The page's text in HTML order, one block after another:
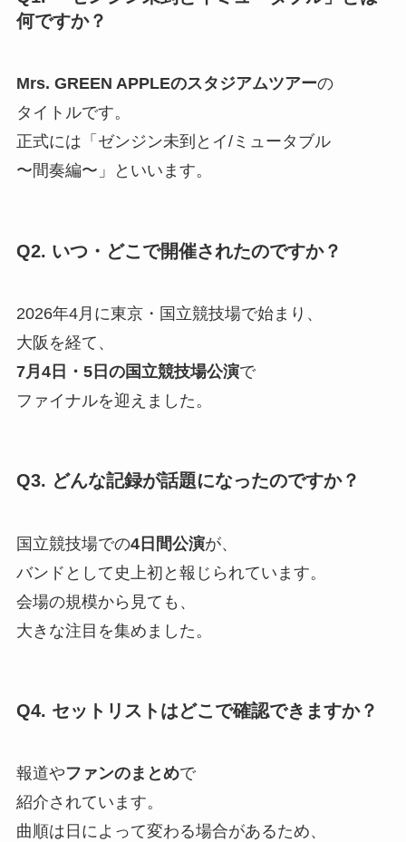
何ですか？
Mrs. GREEN APPLEのスタジアムツアーの
タイトルです。
正式には「ゼンジン未到とイ/ミュータブル
〜間奏編〜」といいます。
Q2. いつ・どこで開催されたのですか？
2026年4月に東京・国立競技場で始まり、
大阪を経て、
7月4日・5日の国立競技場公演で
ファイナルを迎えました。
Q3. どんな記録が話題になったのですか？
国立競技場での4日間公演が、
バンドとして史上初と報じられています。
会場の規模から見ても、
大きな注目を集めました。
Q4. セットリストはどこで確認できますか？
報道やファンのまとめで
紹介されています。
曲順は日によって変わる場合があるため、